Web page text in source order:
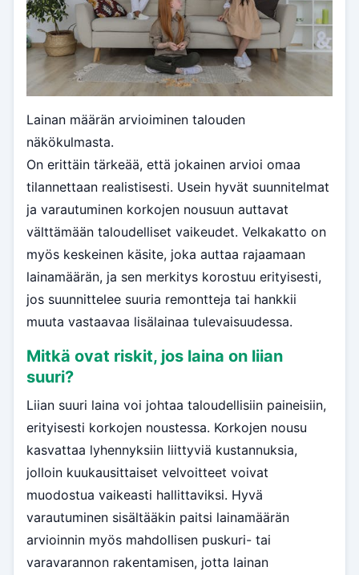
Lainan määrän arvioiminen talouden
näkökulmasta.
On erittäin tärkeää, että jokainen arvioi omaa
tilannettaan realistisesti. Usein hyvät suunnitelmat
ja varautuminen korkojen nousuun auttavat
välttämään taloudelliset vaikeudet. Velkakatto on
myös keskeinen käsite, joka auttaa rajaamaan
lainamäärän, ja sen merkitys korostuu erityisesti,
jos suunnittelee suuria remontteja tai hankkii
muuta vastaavaa lisälainaa tulevaisuudessa.
Mitkä ovat riskit, jos laina on liian
suuri?
Liian suuri laina voi johtaa taloudellisiin paineisiin,
erityisesti korkojen noustessa. Korkojen nousu
kasvattaa lyhennyksiin liittyviä kustannuksia,
jolloin kuukausittaiset velvoitteet voivat
muodostua vaikeasti hallittaviksi. Hyvä
varautuminen sisältääkin paitsi lainamäärän
arvioinnin myös mahdollisen puskuri- tai
varavarannon rakentamisen, jotta lainan